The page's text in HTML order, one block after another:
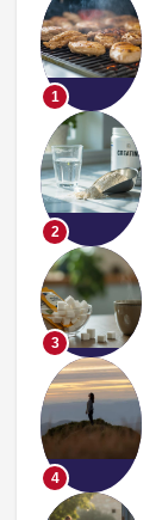
1
2
3
4